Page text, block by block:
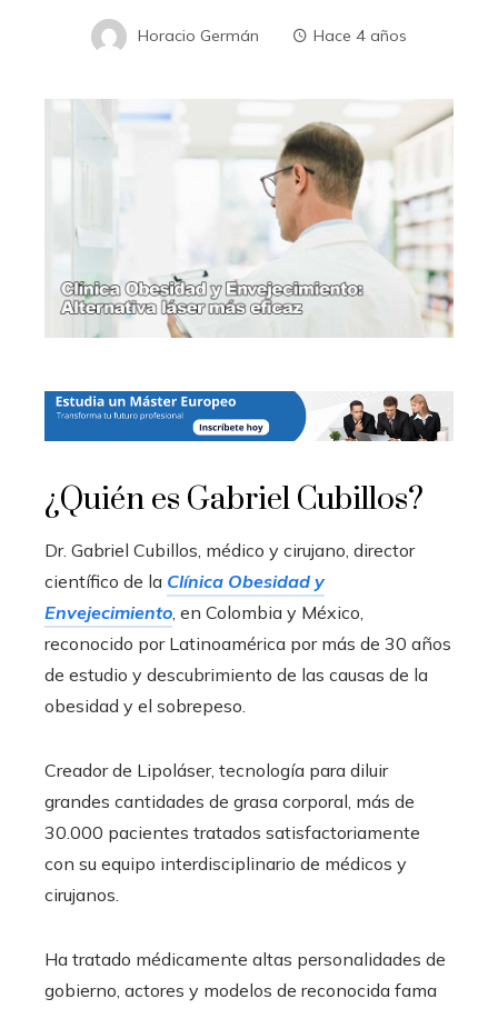
Horacio Germán Hace 4 años
¿Quién es Gabriel Cubillos?
Dr. Gabriel Cubillos, médico y cirujano, director
científico de la Clínica Obesidad y
Envejecimiento, en Colombia y México,
reconocido por Latinoamérica por más de 30 años
de estudio y descubrimiento de las causas de la
obesidad y el sobrepeso.
Creador de Lipoláser, tecnología para diluir
grandes cantidades de grasa corporal, más de
30.000 pacientes tratados satisfactoriamente
con su equipo interdisciplinario de médicos y
cirujanos.
Ha tratado médicamente altas personalidades de
gobierno, actores y modelos de reconocida fama